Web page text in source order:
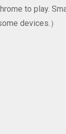
to play.
devices.）